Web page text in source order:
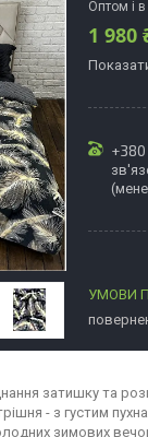
Оптом і в
1 980
затишку та
- з густим
зимових